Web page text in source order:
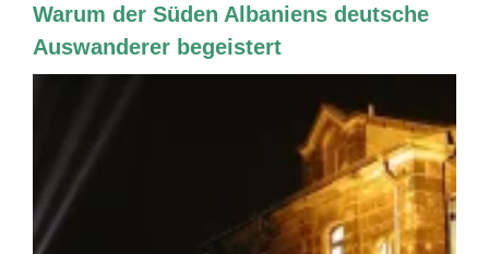
Warum der Süden Albaniens deutsche
Auswanderer begeistert